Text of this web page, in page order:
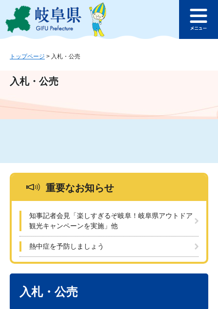
ジ
ュ
文
このページの本文へ
ュ
トップページ > 入札・公売
入札・公売
重要なお知らせ
知事記者会見「楽しすぎるぞ岐阜！岐阜県アウトドア
観光キャンペーンを実施」他
熱中症を予防しましょう
入札・公売